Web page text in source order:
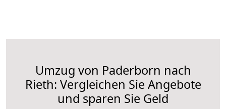
Umzug von Paderborn nach
Rieth: Vergleichen Sie Angebote
und sparen Sie Geld